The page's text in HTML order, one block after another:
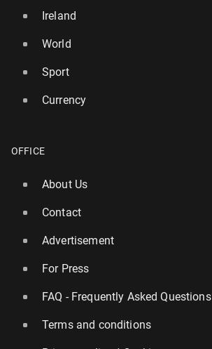
Ireland
World
Sport
Currency
OFFICE
About Us
Contact
Advertisement
For Press
FAQ - Frequently Asked Questions
Terms and conditions